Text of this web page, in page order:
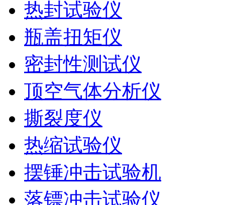
热封试验仪
瓶盖扭矩仪
密封性测试仪
顶空气体分析仪
撕裂度仪
热缩试验仪
摆锤冲击试验机
落镖冲击试验仪